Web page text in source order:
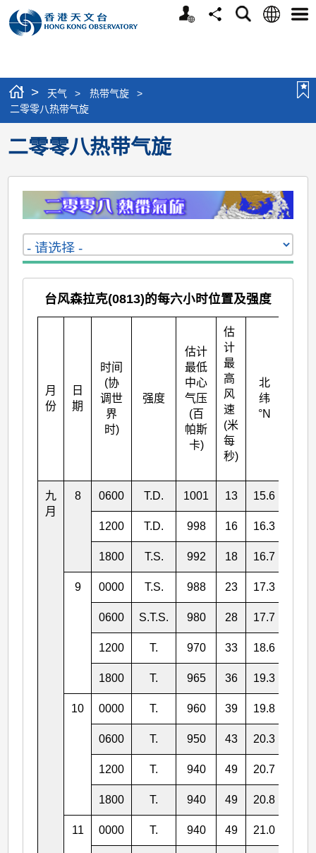
个
分
搜
语
选
> 天气 > 热带气旋
>
二零零八热带气旋
二零零八热带气旋
台风森拉克(0813)的每六小时位置及强度
月
份
日
期
时间
(协
调世
界
时)
强度
估计
最低
中心
气压
(百
帕斯
卡)
估
计
最
高
风
速
(米
每
秒)
北
纬
°N
九
月
8 0600 T.D. 1001 13 15.6
1200 T.D. 998 16 16.3
1800 T.S. 992 18 16.7
9 0000 T.S. 988 23 17.3
0600 S.T.S. 980 28 17.7
1200 T. 970 33 18.6
1800 T. 965 36 19.3
10 0000 T. 960 39 19.8
0600 T. 950 43 20.3
1200 T. 940 49 20.7
1800 T. 940 49 20.8
11 0000 T. 940 49 21.0